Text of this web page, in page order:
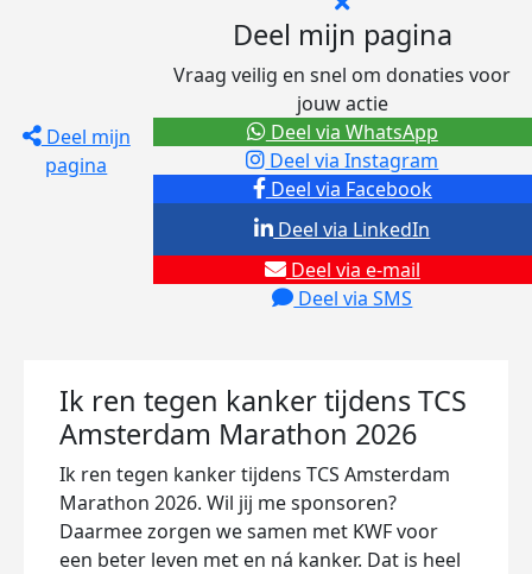
Deel mijn
pagina
Deel mijn pagina
Vraag veilig en snel om donaties voor
jouw actie
Deel via Facebook
Deel via Instagram
Deel via e-mail
Deel via SMS
Deel via LinkedIn
Deel via WhatsApp
Ik ren tegen kanker tijdens TCS
Amsterdam Marathon 2026
Ik ren tegen kanker tijdens TCS Amsterdam
Marathon 2026. Wil jij me sponsoren?
Daarmee zorgen we samen met KWF voor
een beter leven met en ná kanker. Dat is heel